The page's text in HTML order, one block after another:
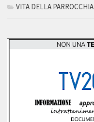
VITA DELLA PARROCCHIA